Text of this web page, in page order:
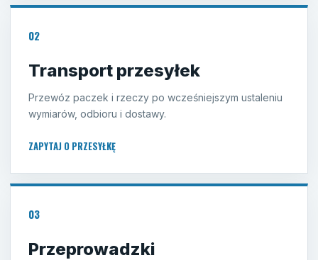
02
Transport przesyłek
Przewóz paczek i rzeczy po wcześniejszym ustaleniu
wymiarów, odbioru i dostawy.
ZAPYTAJ O PRZESYŁKĘ
03
Przeprowadzki